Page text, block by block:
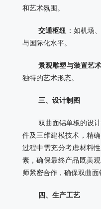
和艺术氛围。
交通枢纽
：如机场
与国际化水平。
景观雕塑与装置艺术
独特的艺术形态。
三、设计制图
双曲面铝单板的设
件及三维建模技术，精
过程中需充分考虑材料
素，确保最终产品既美
师紧密合作，确保双曲面
四、生产工艺